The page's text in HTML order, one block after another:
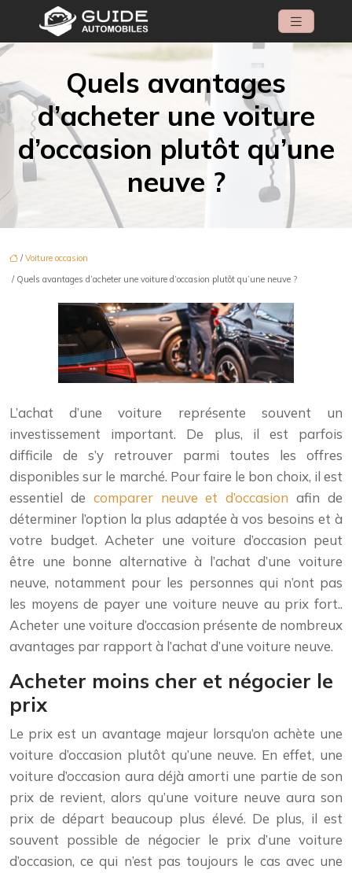
Quels avantages
d’acheter une voiture
d’occasion plutôt qu’une
neuve ?
/Voiture occasion
/ Quels avantages d’acheter une voiture d’occasion plutôt qu’une neuve ?
L’achat d’une voiture représente souvent un
investissement important. De plus, il est parfois
difficile de s’y retrouver parmi toutes les offres
disponibles sur le marché. Pour faire le bon choix, il est
essentiel de comparer neuve et d’occasion afin de
déterminer l’option la plus adaptée à vos besoins et à
votre budget. Acheter une voiture d’occasion peut
être une bonne alternative à l’achat d’une voiture
neuve, notamment pour les personnes qui n’ont pas
les moyens de payer une voiture neuve au prix fort..
Acheter une voiture d’occasion présente de nombreux
avantages par rapport à l’achat d’une voiture neuve.
Acheter moins cher et négocier le
prix
Le prix est un avantage majeur lorsqu’on achète une
voiture d’occasion plutôt qu’une neuve. En effet, une
voiture d’occasion aura déjà amorti une partie de son
prix de revient, alors qu’une voiture neuve aura son
prix de départ beaucoup plus élevé. De plus, il est
souvent possible de négocier le prix d’une voiture
d’occasion, ce qui n’est pas toujours le cas avec une